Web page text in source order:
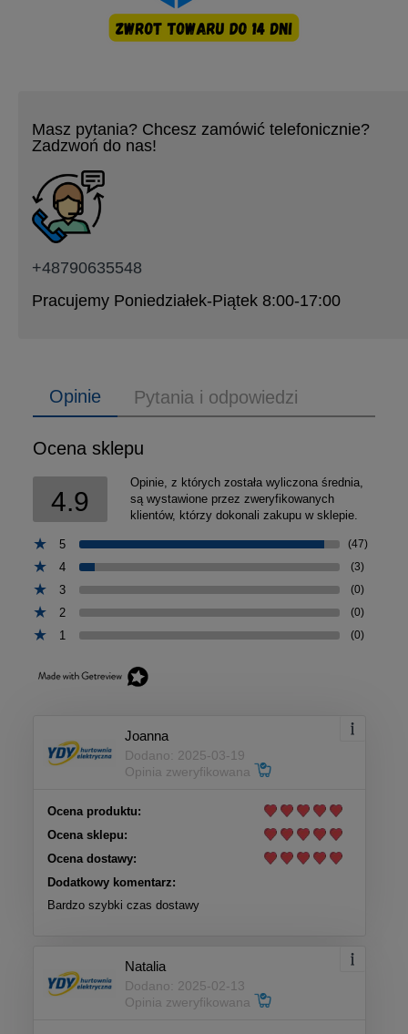
Masz pytania? Chcesz zamówić telefonicznie?
Zadzwoń do nas!
+48790635548
Pracujemy Poniedziałek-Piątek 8:00-17:00
Opinie Pytania i odpowiedzi
Ocena sklepu
4.9
Opinie, z których została wyliczona średnia,
są wystawione przez zweryfikowanych
klientów, którzy dokonali zakupu w sklepie.
5 (47)
4 (3)
3 (0)
2 (0)
1 (0)
Joanna
Dodano: 2025-03-19
Opinia zweryfikowana
Ocena produktu:
Ocena sklepu:
Ocena dostawy:
Dodatkowy komentarz:
Bardzo szybki czas dostawy
Natalia
Dodano: 2025-02-13
Opinia zweryfikowana